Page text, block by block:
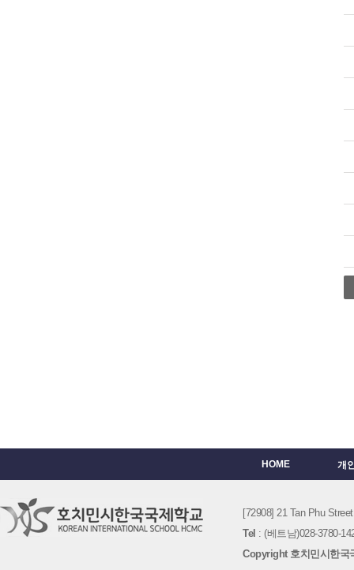
HOME 개
[72908] 21 Tan Phu
Tel : (베트남)028-3780-
Copyright 호치민시한국